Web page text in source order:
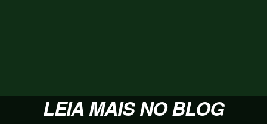
LEIA MAIS NO BLOG